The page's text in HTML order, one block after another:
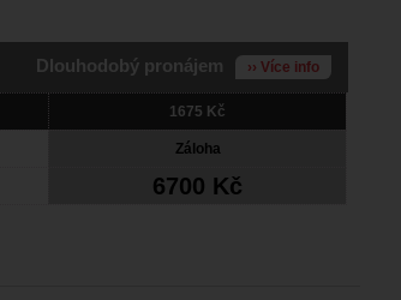
Dlouhodobý pronájem ›› Více info
1675 Kč
Záloha
6700 Kč